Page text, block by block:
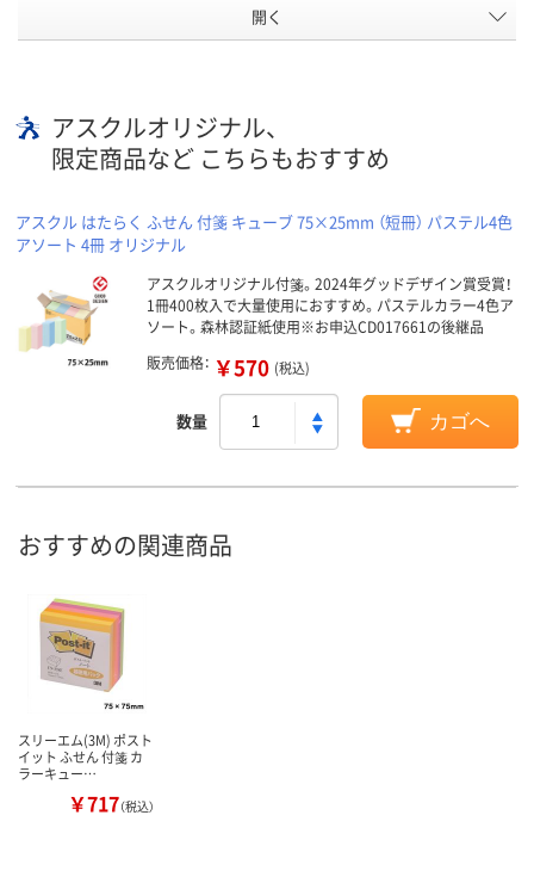
開く
アスクルオリジナル、
限定商品など こちらもおすすめ
アスクル はたらく ふせん 付箋 キューブ 75×25mm （短冊） パステル4色
アソート 4冊 オリジナル
アスクルオリジナル付箋。2024年グッドデザイン賞受賞！
1冊400枚入で大量使用におすすめ。パステルカラー4色ア
ソート。森林認証紙使用※お申込CD017661の後継品
販売価格： ￥570 (税込)
数量 カゴへ
おすすめの関連商品
スリーエム(3M) ポスト
イット ふせん 付箋 カ
ラーキュー…
￥717（税込）